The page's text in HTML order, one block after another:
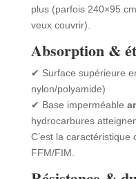
plus (parfois 240×95
veux couvrir).
Absorption &
✔ Surface supérieure
nylon/polyamide)
✔ Base imperméable
hydrocarbures
C’est la caractéristique
FFM/FIM.